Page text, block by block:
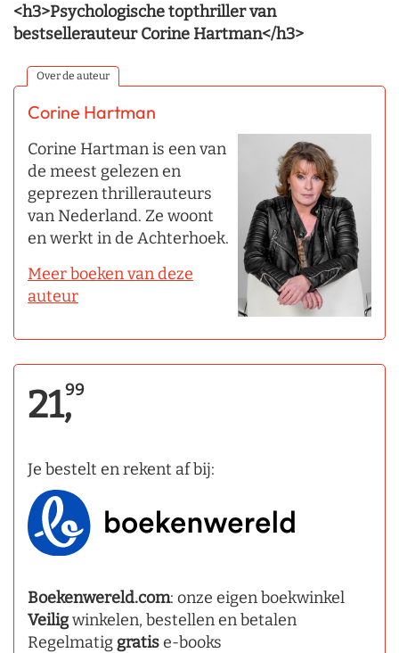
<h3>Psychologische topthriller van
bestsellerauteur Corine Hartman</h3>
Over de auteur
Corine Hartman
Corine Hartman is een van
de meest gelezen en
geprezen thrillerauteurs
van Nederland. Ze woont
en werkt in de Achterhoek.
Meer boeken van deze
auteur
21,99
Je bestelt en rekent af bij:
Boekenwereld.com: onze eigen boekwinkel
Veiligwinkelen, bestellen en betalen
Regelmatig gratise-books